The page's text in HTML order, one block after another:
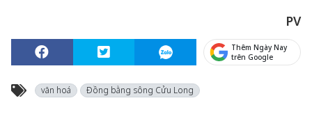
PV
Thêm Ngày Nay
trên Google
văn hoá Đồng bằng sông Cửu Long